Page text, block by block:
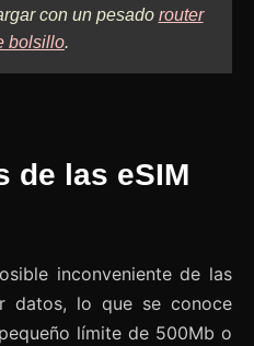
con un pesado router
bolsillo.
de las eSIM
inconveniente de las
datos, lo que se conoce
límite de 500Mb o